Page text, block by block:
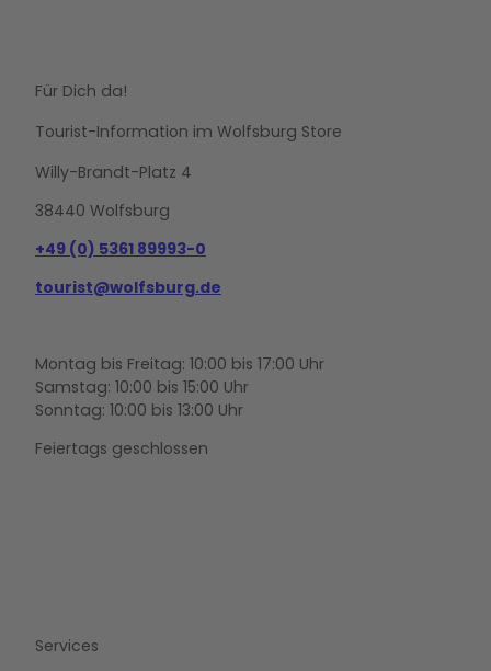
Für Dich da!
Tourist-Information im Wolfsburg Store
Willy-Brandt-Platz 4
38440 Wolfsburg
+49 (0) 5361 89993-0
tourist@wolfsburg.de
Montag bis Freitag: 10:00 bis 17:00 Uhr
Samstag: 10:00 bis 15:00 Uhr
Sonntag: 10:00 bis 13:00 Uhr
Feiertags geschlossen
o e
Services